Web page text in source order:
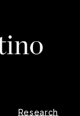
Research